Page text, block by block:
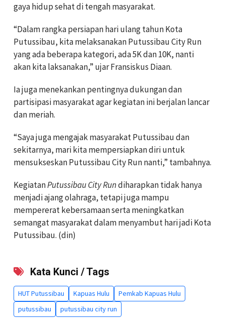
gaya hidup sehat di tengah masyarakat.
“Dalam rangka persiapan hari ulang tahun Kota
Putussibau, kita melaksanakan Putussibau City Run
yang ada beberapa kategori, ada 5K dan 10K, nanti
akan kita laksanakan,” ujar Fransiskus Diaan.
Ia juga menekankan pentingnya dukungan dan
partisipasi masyarakat agar kegiatan ini berjalan lancar
dan meriah.
“Saya juga mengajak masyarakat Putussibau dan
sekitarnya, mari kita mempersiapkan diri untuk
mensukseskan Putussibau City Run nanti,” tambahnya.
KegiatanPutussibau City Rundiharapkan tidak hanya
menjadi ajang olahraga, tetapi juga mampu
mempererat kebersamaan serta meningkatkan
semangat masyarakat dalam menyambut hari jadi Kota
Putussibau. (din)
Kata Kunci / Tags
HUT Putussibau Kapuas Hulu
Pemkab Kapuas Hulu
putussibau
putussibau city run